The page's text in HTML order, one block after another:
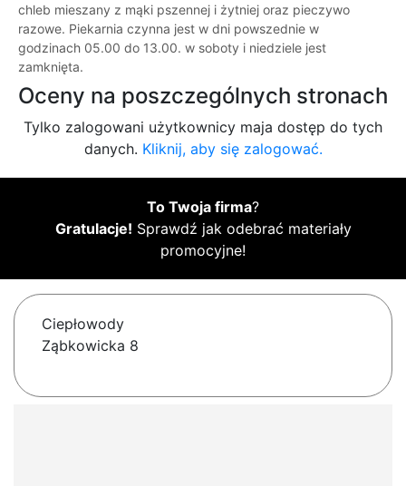
chleb mieszany z mąki pszennej i żytniej oraz pieczywo
razowe. Piekarnia czynna jest w dni powszednie w
godzinach 05.00 do 13.00. w soboty i niedziele jest
zamknięta.
Oceny na poszczególnych stronach
Tylko zalogowani użytkownicy maja dostęp do tych
danych. Kliknij, aby się zalogować.
To Twoja firma?
Gratulacje! Sprawdź jak odebrać materiały
promocyjne!
Ciepłowody
Ząbkowicka 8